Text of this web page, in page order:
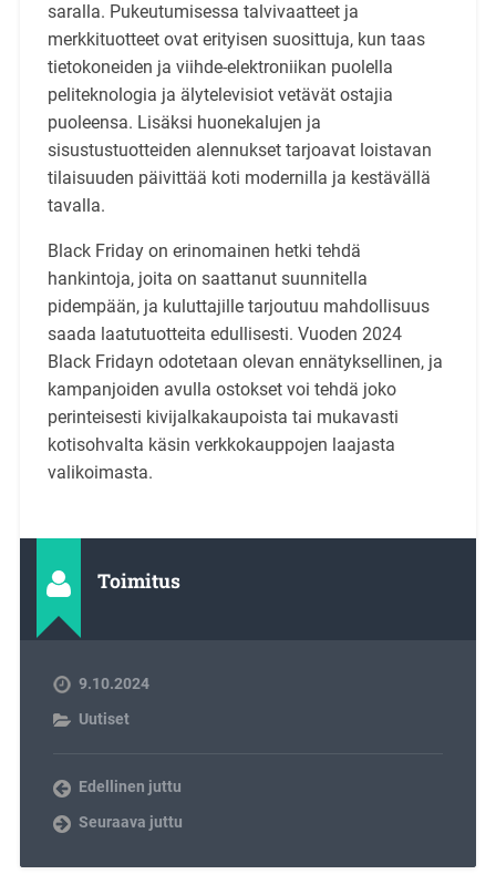
saralla. Pukeutumisessa talvivaatteet ja
merkkituotteet ovat erityisen suosittuja, kun taas
tietokoneiden ja viihde-elektroniikan puolella
peliteknologia ja älytelevisiot vetävät ostajia
puoleensa. Lisäksi huonekalujen ja
sisustustuotteiden alennukset tarjoavat loistavan
tilaisuuden päivittää koti modernilla ja kestävällä
tavalla.
Black Friday on erinomainen hetki tehdä
hankintoja, joita on saattanut suunnitella
pidempään, ja kuluttajille tarjoutuu mahdollisuus
saada laatutuotteita edullisesti. Vuoden 2024
Black Fridayn odotetaan olevan ennätyksellinen, ja
kampanjoiden avulla ostokset voi tehdä joko
perinteisesti kivijalkakaupoista tai mukavasti
kotisohvalta käsin verkkokauppojen laajasta
valikoimasta.
Toimitus
9.10.2024
Uutiset
Edellinen juttu
Seuraava juttu